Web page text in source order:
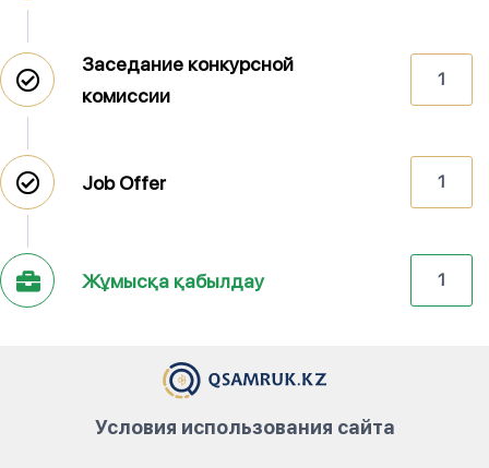
Заседание конкурсной
комиссии
1
Job Offer 1
Жұмысқа қабылдау 1
Условия использования сайта